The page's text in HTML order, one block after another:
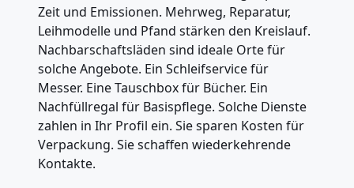
Zeit und Emissionen. Mehrweg, Reparatur,
Leihmodelle und Pfand stärken den Kreislauf.
Nachbarschaftsläden sind ideale Orte für
solche Angebote. Ein Schleifservice für
Messer. Eine Tauschbox für Bücher. Ein
Nachfüllregal für Basispflege. Solche Dienste
zahlen in Ihr Profil ein. Sie sparen Kosten für
Verpackung. Sie schaffen wiederkehrende
Kontakte.